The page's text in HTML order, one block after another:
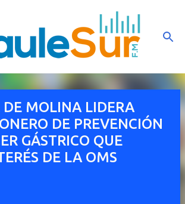
Ir al contenido principal
DE MOLINA LIDERA
DE PREVENCIÓN
GÁSTRICO QUE
DE LA OMS